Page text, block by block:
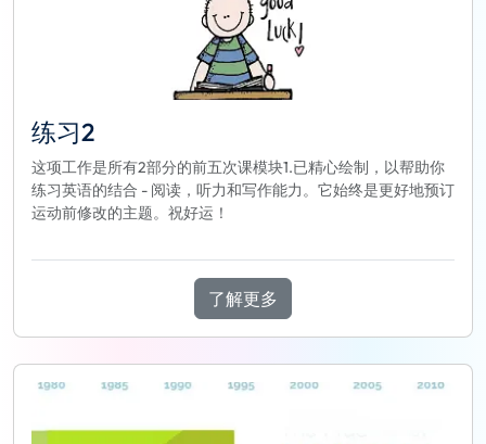
练习2
这项工作是所有2部分的前五次课模块1.已精心绘制，以帮助你
练习英语的结合 - 阅读，听力和写作能力。它始终是更好地预订
运动前修改的主题。祝好运！
了解更多